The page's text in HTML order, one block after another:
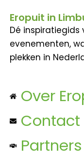
Eropuit in
Dé
evenementen,
plekken in
Over
Contact
Partners